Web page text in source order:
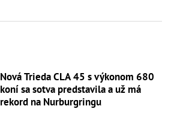
Nová Trieda CLA 45 s výkonom 680
koní sa sotva predstavila a už má
rekord na Nurburgringu